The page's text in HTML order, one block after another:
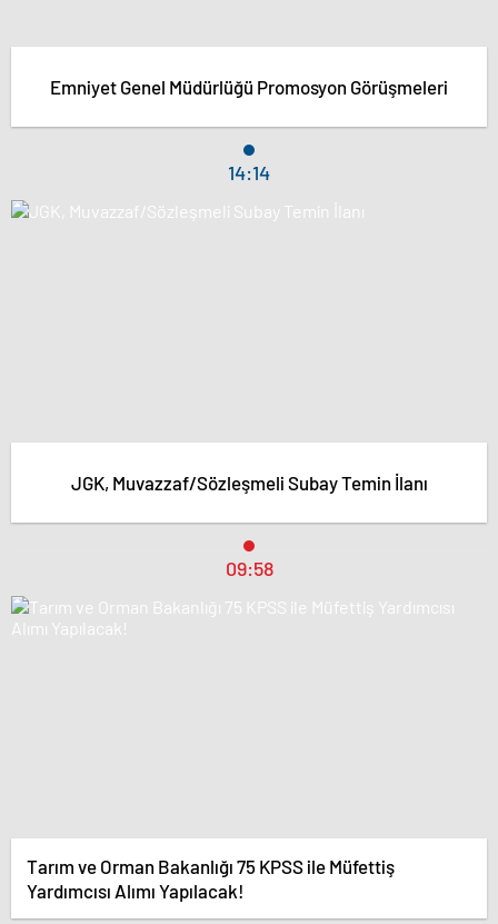
Emniyet Genel Müdürlüğü Promosyon Görüşmeleri
14:14
JGK, Muvazzaf/Sözleşmeli Subay Temin İlanı
09:58
Tarım ve Orman Bakanlığı 75 KPSS ile Müfettiş
Yardımcısı Alımı Yapılacak!